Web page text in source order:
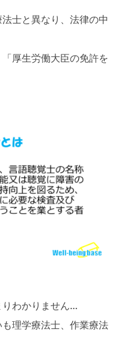
士と異なり、法律の中
厚生労働大臣の免許を
りわかりません…
理学療法士、作業療法